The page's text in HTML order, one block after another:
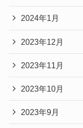
2024年1月
2023年12月
2023年11月
2023年10月
2023年9月